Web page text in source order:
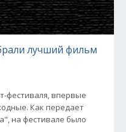
лучший фильм
фестиваля, впервые
Как передает
на фестивале было